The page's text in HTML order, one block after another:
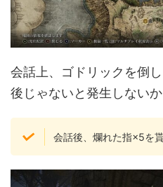
会話上、ゴドリックを倒
後じゃないと発生しないか
会話後、爛れた指×5を貰